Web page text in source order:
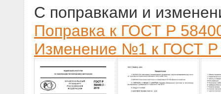
С поправками и
Поправка к ГОСТ Р
Изменение №1 к ГОСТ Р